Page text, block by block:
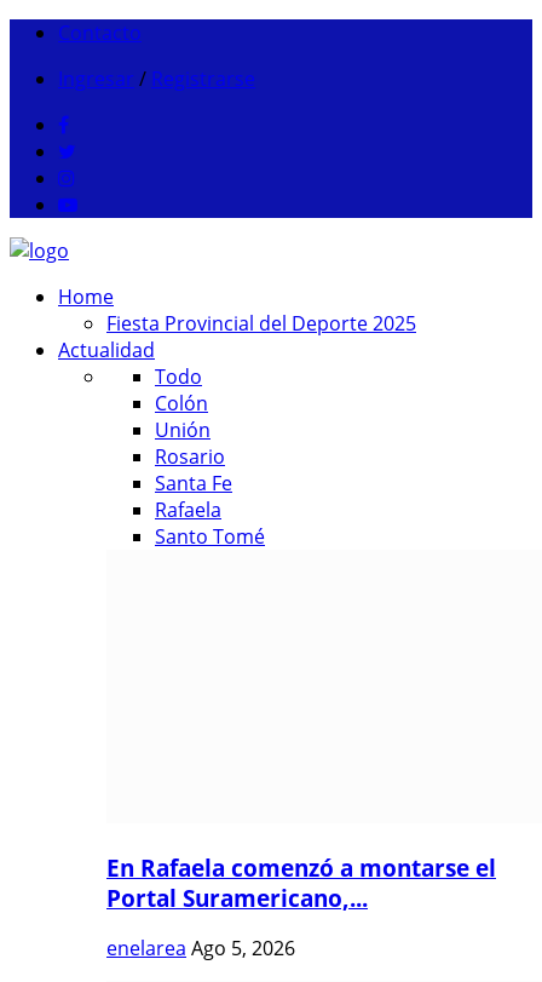
Contacto
Ingresar / Registrarse
Home
Fiesta Provincial del Deporte 2025
Actualidad
Todo
Colón
Unión
Rosario
Santa Fe
Rafaela
Santo Tomé
En Rafaela comenzó a montarse el
Portal Suramericano,...
enelarea Ago 5, 2026